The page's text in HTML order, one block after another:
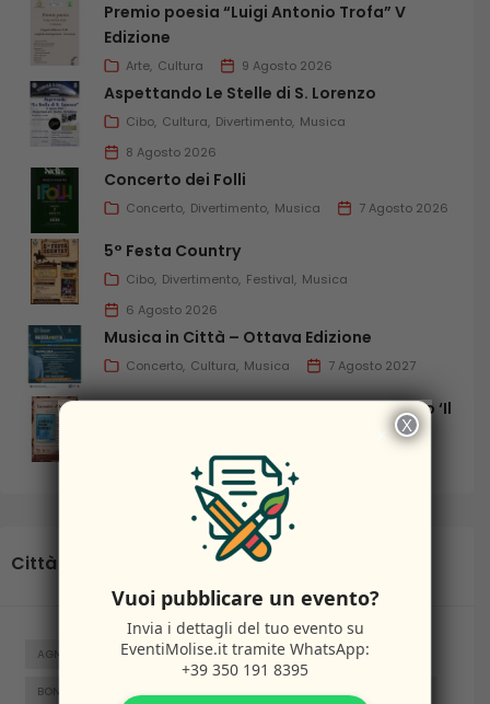
Premio poesia “Luigi Antonio Trofa” V
Edizione
Arte Cultura 9 Agosto 2026
Aspettando Le Stelle di S. Lorenzo
Cibo Cultura Divertimento Musica
8 Agosto 2026
Concerto dei Folli
Concerto Divertimento Musica 7 Agosto 2026
5° Festa Country
Cibo Divertimento Festival Musica
6 Agosto 2026
Musica in Città – Ottava Edizione
Concerto Cultura Musica 7 Agosto 2027
Incontri d’Autore: Presentazione del libro ‘Il
6 Agosto 2026
Città
AGNONE BAGNOLI DEL TRIGNO BARANELLO
BONEFRO
×
Vuoi pubblicare un evento?
Invia i dettagli del tuo evento su
EventiMolise.it tramite WhatsApp:
+39 350 191 8395
X